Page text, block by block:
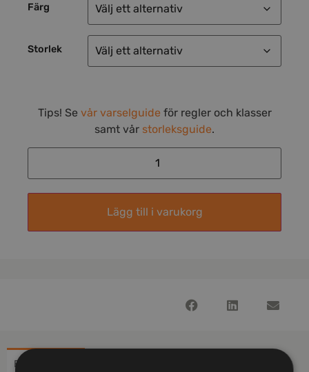
Färg
Storlek
Tips! Se vår varselguide för regler och klasser
samt vår storleksguide.
Lägg till i varukorg
BESKRIVNING